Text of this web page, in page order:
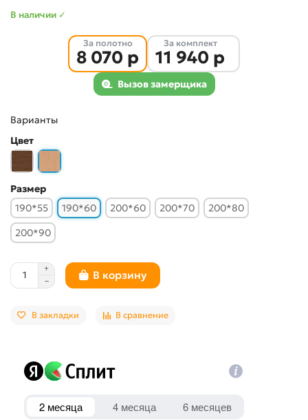
В наличии ✓
За полотно
8 070 р
За комплект
11 940 р
Вызов замерщика
Варианты
Цвет
Размер
190*55
190*60 200*60 200*70
200*80
200*90
В корзину
В закладки В сравнение